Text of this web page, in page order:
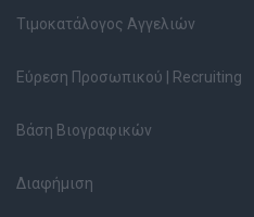
Τιμοκατάλογος Αγγελιών
Εύρεση Προσωπικού | Recruiting
Βάση Βιογραφικών
Διαφήμιση